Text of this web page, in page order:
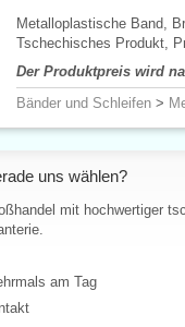
Metalloplastische Band,
Tschechisches Produkt,
Der Produktpreis wird
Bänder und Schleifen>
uns wählen?
mit hochwertiger
am Tag